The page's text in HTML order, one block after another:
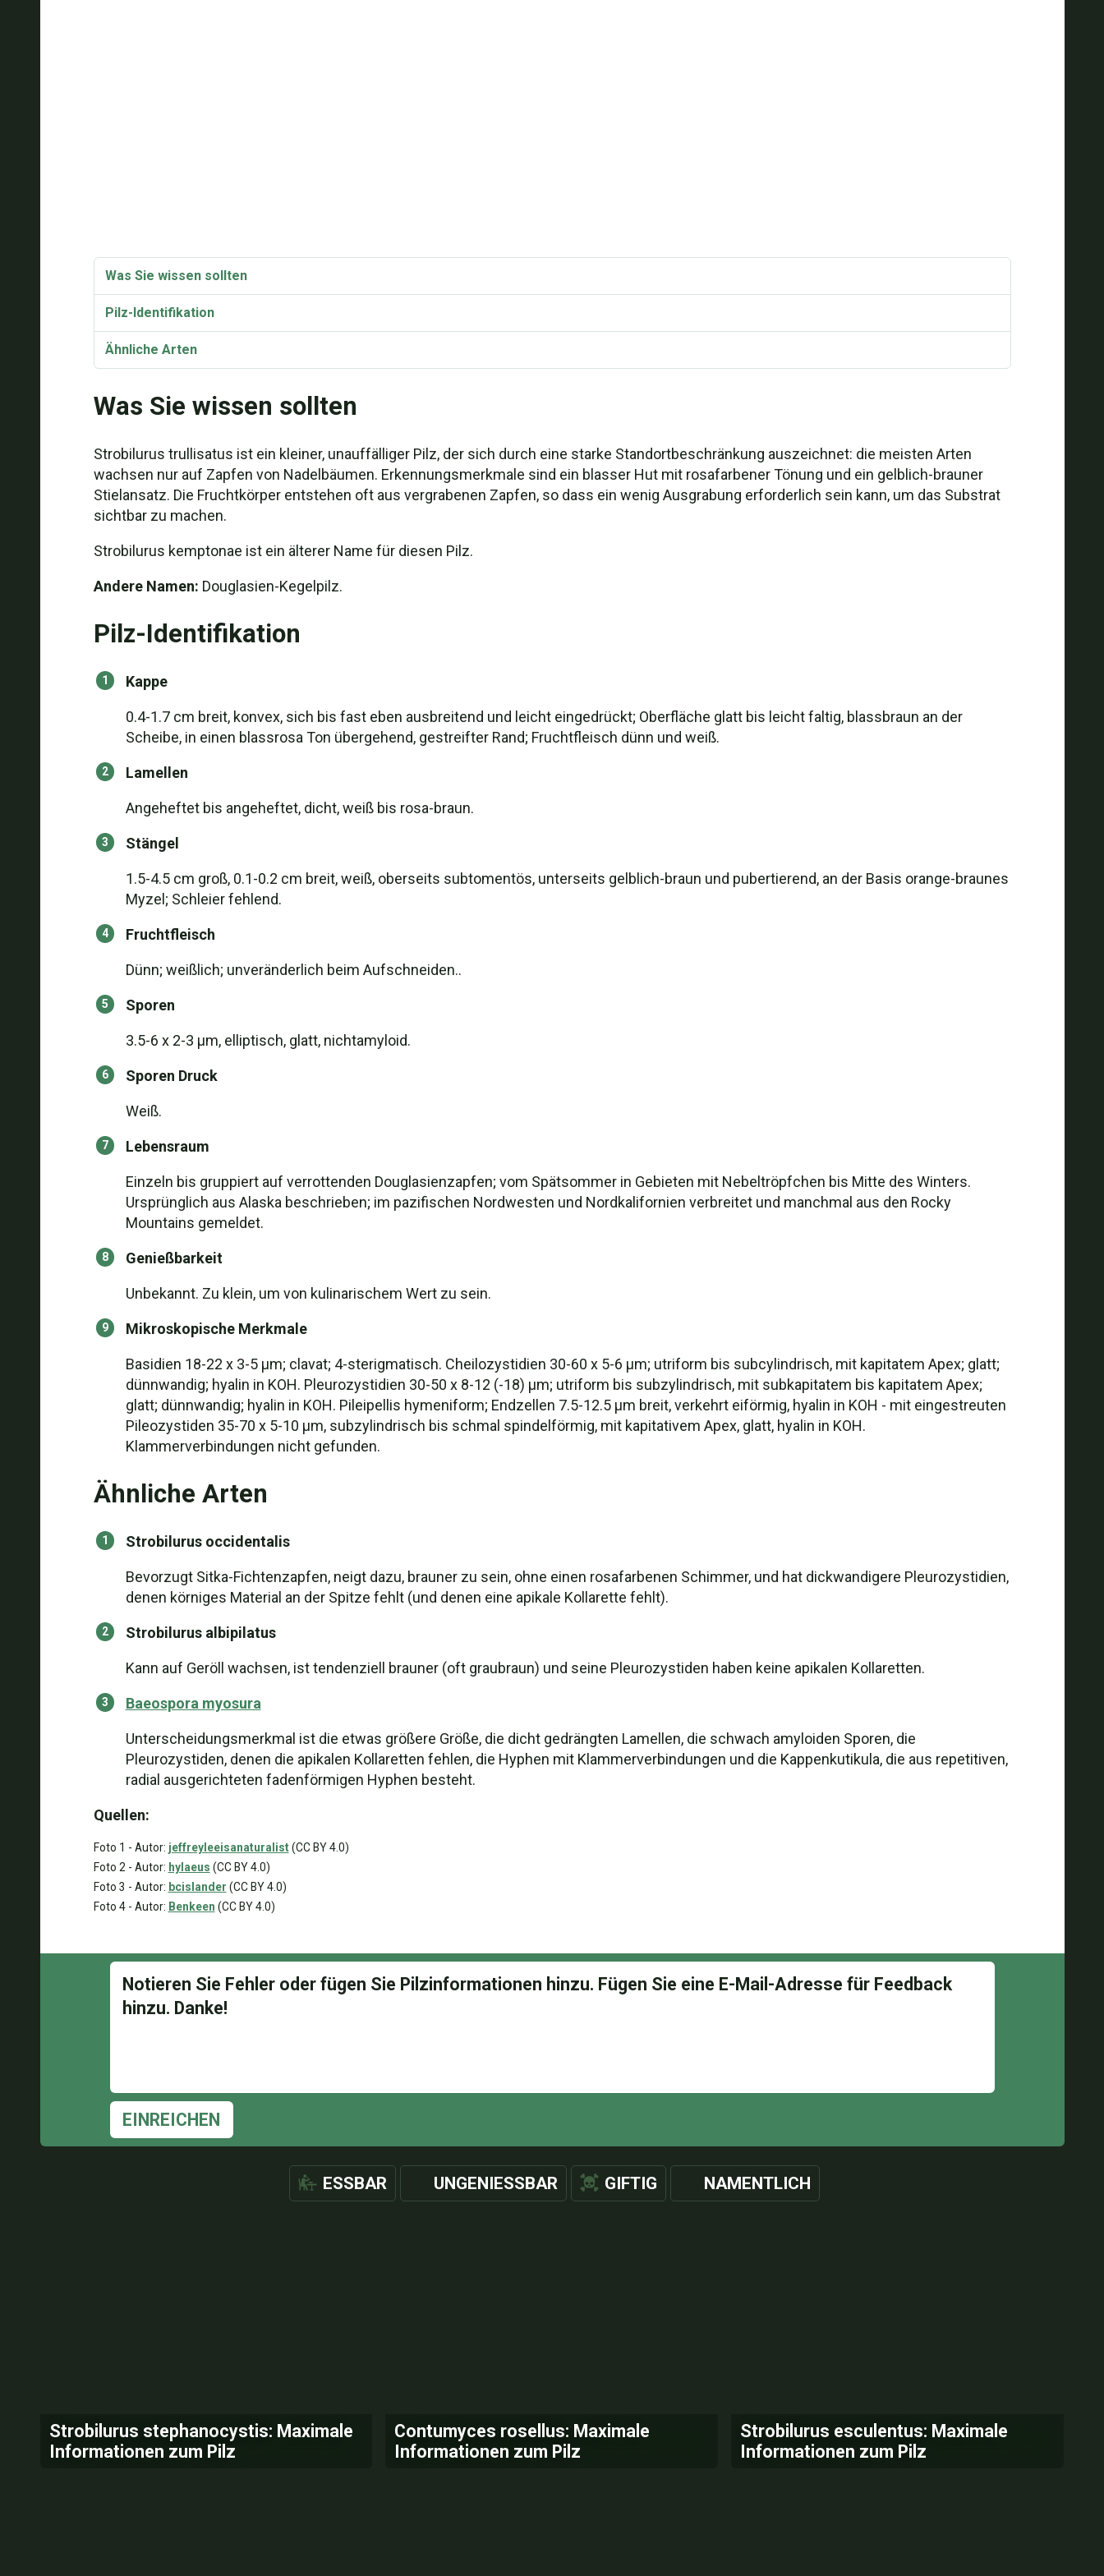
Was Sie wissen sollten
Pilz-Identifikation
Ähnliche Arten
Was Sie wissen sollten
Strobilurus trullisatus ist ein kleiner, unauffälliger Pilz, der sich durch eine starke Standortbeschränkung auszeichnet: die meisten Arten
wachsen nur auf Zapfen von Nadelbäumen. Erkennungsmerkmale sind ein blasser Hut mit rosafarbener Tönung und ein gelblich-brauner
Stielansatz. Die Fruchtkörper entstehen oft aus vergrabenen Zapfen, so dass ein wenig Ausgrabung erforderlich sein kann, um das Substrat
sichtbar zu machen.
Strobilurus kemptonae ist ein älterer Name für diesen Pilz.
Andere Namen: Douglasien-Kegelpilz.
Pilz-Identifikation
Kappe
0.4-1.7 cm breit, konvex, sich bis fast eben ausbreitend und leicht eingedrückt; Oberfläche glatt bis leicht faltig, blassbraun an der
Scheibe, in einen blassrosa Ton übergehend, gestreifter Rand; Fruchtfleisch dünn und weiß.
Lamellen
Angeheftet bis angeheftet, dicht, weiß bis rosa-braun.
Stängel
1.5-4.5 cm groß, 0.1-0.2 cm breit, weiß, oberseits subtomentös, unterseits gelblich-braun und pubertierend, an der Basis orange-braunes
Myzel; Schleier fehlend.
Fruchtfleisch
Dünn; weißlich; unveränderlich beim Aufschneiden..
Sporen
3.5-6 x 2-3 µm, elliptisch, glatt, nichtamyloid.
Sporen Druck
Weiß.
Lebensraum
Einzeln bis gruppiert auf verrottenden Douglasienzapfen; vom Spätsommer in Gebieten mit Nebeltröpfchen bis Mitte des Winters.
Ursprünglich aus Alaska beschrieben; im pazifischen Nordwesten und Nordkalifornien verbreitet und manchmal aus den Rocky
Mountains gemeldet.
Genießbarkeit
Unbekannt. Zu klein, um von kulinarischem Wert zu sein.
Mikroskopische Merkmale
Basidien 18-22 x 3-5 µm; clavat; 4-sterigmatisch. Cheilozystidien 30-60 x 5-6 µm; utriform bis subcylindrisch, mit kapitatem Apex; glatt;
dünnwandig; hyalin in KOH. Pleurozystidien 30-50 x 8-12 (-18) µm; utriform bis subzylindrisch, mit subkapitatem bis kapitatem Apex;
glatt; dünnwandig; hyalin in KOH. Pileipellis hymeniform; Endzellen 7.5-12.5 µm breit, verkehrt eiförmig, hyalin in KOH - mit eingestreuten
Pileozystiden 35-70 x 5-10 µm, subzylindrisch bis schmal spindelförmig, mit kapitativem Apex, glatt, hyalin in KOH.
Klammerverbindungen nicht gefunden.
Ähnliche Arten
Strobilurus occidentalis
Bevorzugt Sitka-Fichtenzapfen, neigt dazu, brauner zu sein, ohne einen rosafarbenen Schimmer, und hat dickwandigere Pleurozystidien,
denen körniges Material an der Spitze fehlt (und denen eine apikale Kollarette fehlt).
Strobilurus albipilatus
Kann auf Geröll wachsen, ist tendenziell brauner (oft graubraun) und seine Pleurozystiden haben keine apikalen Kollaretten.
Baeospora myosura
Unterscheidungsmerkmal ist die etwas größere Größe, die dicht gedrängten Lamellen, die schwach amyloiden Sporen, die
Pleurozystiden, denen die apikalen Kollaretten fehlen, die Hyphen mit Klammerverbindungen und die Kappenkutikula, die aus repetitiven,
radial ausgerichteten fadenförmigen Hyphen besteht.
Quellen:
Foto 1 - Autor: jeffreyleeisanaturalist(CC BY 4.0)
Foto 2 - Autor: hylaeus (CC BY 4.0)
Foto 3 - Autor: bcislander (CC BY 4.0)
Foto 4 - Autor: Benkeen (CC BY 4.0)
EINREICHEN
ESSBAR UNGENIESSBAR GIFTIG NAMENTLICH
Strobilurus stephanocystis: Maximale
Informationen zum Pilz
Contumyces rosellus: Maximale
Informationen zum Pilz
Strobilurus esculentus: Maximale
Informationen zum Pilz